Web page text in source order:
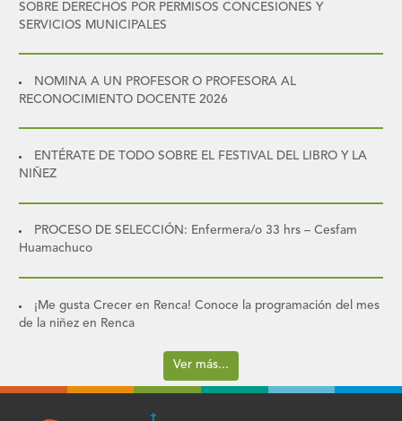
SOBRE DERECHOS POR PERMISOS CONCESIONES Y
SERVICIOS MUNICIPALES
NOMINA A UN PROFESOR O PROFESORA AL
RECONOCIMIENTO DOCENTE 2026
ENTÉRATE DE TODO SOBRE EL FESTIVAL DEL LIBRO Y LA
NIÑEZ
PROCESO DE SELECCIÓN: Enfermera/o 33 hrs – Cesfam
Huamachuco
¡Me gusta Crecer en Renca! Conoce la programación del mes
de la niñez en Renca
Ver más...